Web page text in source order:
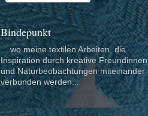
Bindepunkt
... wo meine textilen Arbeiten, die
Inspiration durch kreative Freundinnen
und Naturbeobachtungen miteinander
verbunden werden...